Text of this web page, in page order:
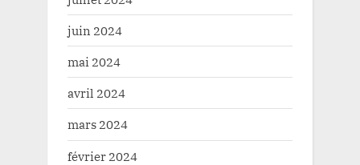
juin 2024
mai 2024
avril 2024
mars 2024
février 2024